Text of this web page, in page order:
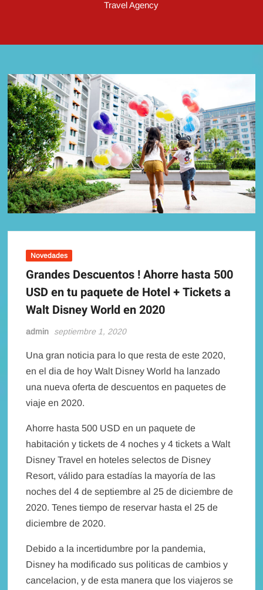
Travel Agency
Novedades
Grandes Descuentos ! Ahorre hasta 500
USD en tu paquete de Hotel + Tickets a
Walt Disney World en 2020
admin septiembre 1, 2020
Una gran noticia para lo que resta de este 2020,
en el dia de hoy Walt Disney World ha lanzado
una nueva oferta de descuentos en paquetes de
viaje en 2020.
Ahorre hasta 500 USD en un paquete de
habitación y tickets de 4 noches y 4 tickets a Walt
Disney Travel en hoteles selectos de Disney
Resort, válido para estadías la mayoría de las
noches del 4 de septiembre al 25 de diciembre de
2020. Tenes tiempo de reservar hasta el 25 de
diciembre de 2020.
Debido a la incertidumbre por la pandemia,
Disney ha modificado sus politicas de cambios y
cancelacion, y de esta manera que los viajeros se